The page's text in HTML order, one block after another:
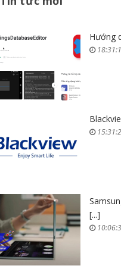
Hướng
[...]